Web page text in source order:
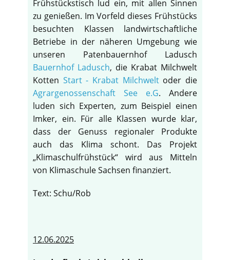
Frühstückstisch lud ein, mit allen Sinnen
zu genießen. Im Vorfeld dieses Frühstücks
besuchten Klassen landwirtschaftliche
Betriebe in der näheren Umgebung wie
unseren Patenbauernhof Ladusch
Bauernhof Ladusch, die Krabat Milchwelt
Kotten Start - Krabat Milchweltoder die
Agrargenossenschaft See e.G. Andere
luden sich Experten, zum Beispiel einen
Imker, ein. Für alle Klassen wurde klar,
dass der Genuss regionaler Produkte
auch das Klima schont. Das Projekt
„Klimaschulfrühstück“ wird aus Mitteln
von Klimaschule Sachsen finanziert.
Text: Schu/Rob
12.06.2025